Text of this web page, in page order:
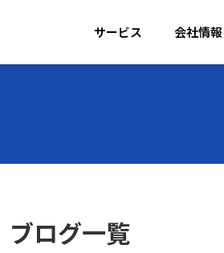
サービス 会社情報
ログ一覧